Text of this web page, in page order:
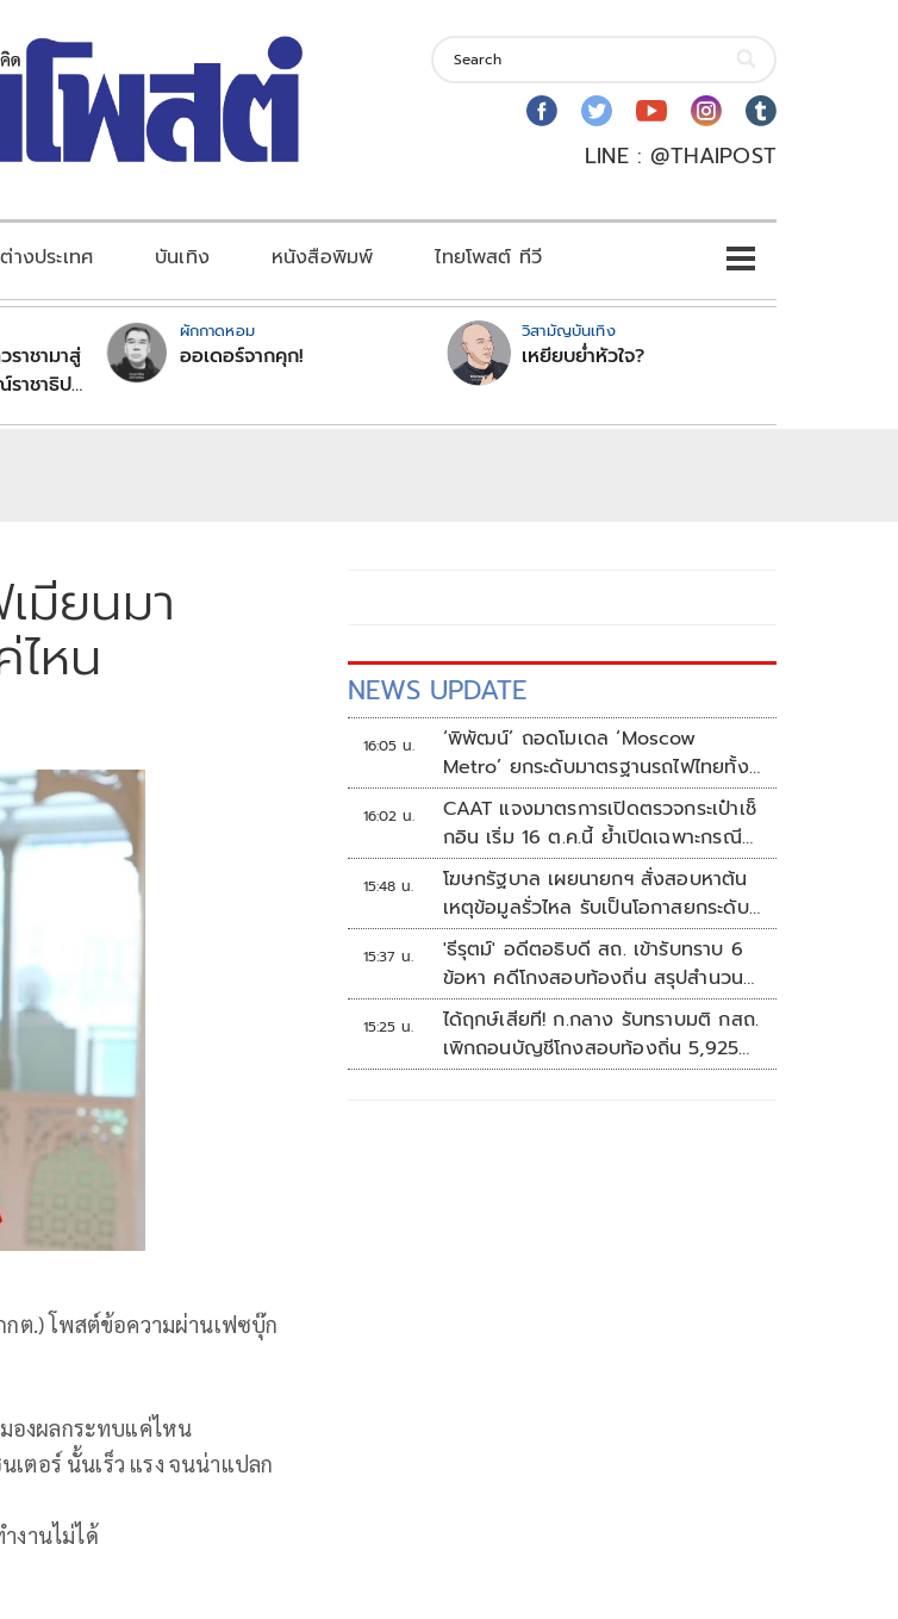
LINE : @THAIPOST
ต่างประเทศ บันเทิง หนังสือพิมพ์ ไทยโพสต์ ทีวี
ราชามาสู่
าชาธิป
ผักกาดหอม
ออเดอร์จากคุก!
วิสามัญบันเทิง
เหยียบย่ำหัวใจ?
มียนมา
หน
กต.) โพสต์ข้อความผ่านเฟซบุ๊ก
มองผลกระทบแค่ไหน
เตอร์ นั้นเร็ว แรง จนน่าแปลก
งานไม่ได้
NEWS UPDATE
16:05 น.
‘พิพัฒน์’ ถอดโมเดล ‘Moscow
Metro’ ยกระดับมาตรฐานรถไฟไทยทั้ง
ระบบ
16:02 น.
CAAT แจงมาตรการเปิดตรวจกระเป๋าเช็
กอิน เริ่ม 16 ต.ค.นี้ ย้ำเปิดเฉพาะกรณี
ต้องสงสัย
15:48 น.
โฆษกรัฐบาล เผยนายกฯ สั่งสอบหาต้น
เหตุข้อมูลรั่วไหล รับเป็นโอกาสยกระดับ
ความมั่นคงปลอดภัยข้อมูลภาครัฐทั้ง
ระบบ
15:37 น.
'ธีรุตม์' อดีตอธิบดี สถ. เข้ารับทราบ 6
ข้อหา คดีโกงสอบท้องถิ่น สรุปสำนวน
ส่ง ป.ป.ช. สัปดาห์หน้า
15:25 น.
ได้ฤกษ์เสียที! ก.กลาง รับทราบมติ กสถ.
เพิกถอนบัญชีโกงสอบท้องถิ่น 5,925
ราย